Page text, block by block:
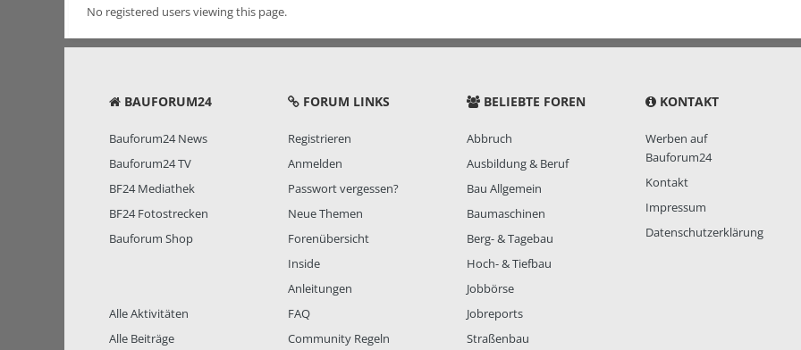
No registered users viewing this page.
BAUFORUM24
Bauforum24 News
Bauforum24 TV
BF24 Mediathek
BF24 Fotostrecken
Bauforum Shop
Alle Aktivitäten
Alle Beiträge
FORUM LINKS
Registrieren
Anmelden
Passwort vergessen?
Neue Themen
Forenübersicht
Inside
Anleitungen
FAQ
Community Regeln
BELIEBTE FOREN
Abbruch
Ausbildung & Beruf
Bau Allgemein
Baumaschinen
Berg- & Tagebau
Hoch- & Tiefbau
Jobbörse
Jobreports
Straßenbau
KONTAKT
Werben auf
Bauforum24
Kontakt
Impressum
Datenschutzerklärung